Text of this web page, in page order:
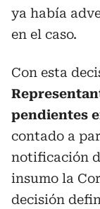
ya había
en el caso.
Con esta
pendientes
contado a
notificación
insumo la
decisión